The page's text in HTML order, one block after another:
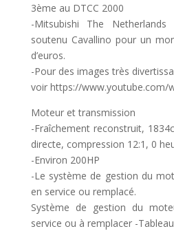
3ème au DTCC 2000
-Mitsubishi The
soutenu Cavallino pour un
d’euros.
-Pour des images très
voir https://www.youtube.com/
Moteur et transmission
-Fraîchement reconstruit,
directe, compression 12:1, 0
-Environ 200HP
-Le système de gestion du
en service ou remplacé.
Système de gestion du
service ou à remplacer -